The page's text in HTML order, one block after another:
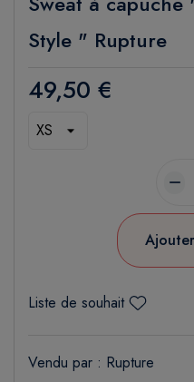
Style " Rupture
49,50 €
remove
Liste de souhait
Vendu par : Rupture